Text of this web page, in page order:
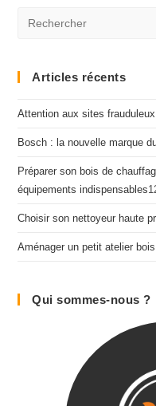
Articles récents
Attention aux sites
Bosch : la nouvelle marque
Préparer son bois de
équipements indispensables​
Choisir son nettoyeur haute
Aménager un petit atelier
Qui sommes-nous ?